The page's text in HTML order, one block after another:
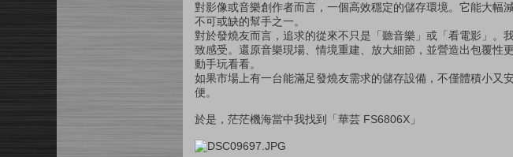
對影像或音樂創作者而言，一個高效穩定的儲存環境。它能大幅
不可或缺的幫手之一。
對於發燒友而言，追求的從來不只是「聽音樂」或「看電影」。
致感受。還原音樂現場、情境重建、放大細節，並營造出包覆性
動手玩看看。
如果市場上有一台能滿足發燒友需求的儲存設備，不僅體積小又
便。
於是，茫茫機海當中我找到「華芸 FS6806X」